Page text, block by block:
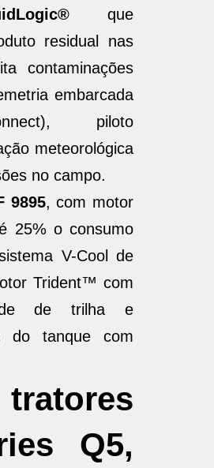
que
residual nas
contaminações
embarcada
piloto
meteorológica
no campo.
9895, com motor
25% o consumo
V-Cool de
Trident™ com
de trilha e
do tanque com
Q5,